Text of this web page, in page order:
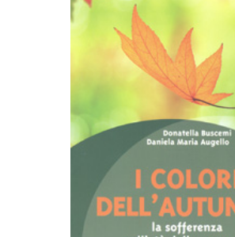
AGGIUNGI AL CARRELLO